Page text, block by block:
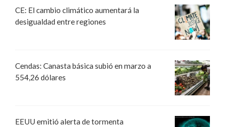
CE: El cambio climático aumentará la
desigualdad entre regiones
Cendas: Canasta básica subió en marzo a
554,26 dólares
EEUU emitió alerta de tormenta